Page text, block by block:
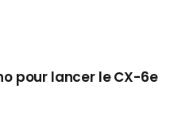
pour lancer le CX-6e